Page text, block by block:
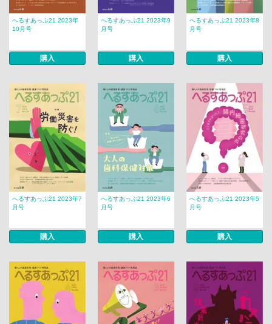
へるすあっぷ21 2023年
10月号
購入
へるすあっぷ21 2023年9
月号
購入
へるすあっぷ21 2023年8
月号
購入
へるすあっぷ21 2023年7
月号
購入
へるすあっぷ21 2023年6
月号
購入
へるすあっぷ21 2023年5
月号
購入